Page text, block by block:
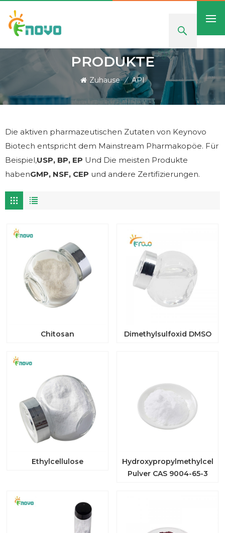
PRODUKTE
Zuhause / API
Die aktiven pharmazeutischen Zutaten von Keynovo
Biotech entspricht dem Mainstream Pharmakopöe. Für
Beispiel,USP, BP, EP Und Die meisten Produkte
habenGMP, NSF, CEP und andere Zertifizierungen.
Chitosan Dimethylsulfoxid DMSO
Ethylcellulose
Pulver CAS 9004-65-3